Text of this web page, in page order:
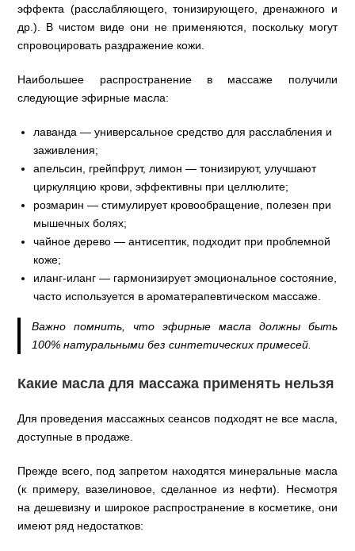
эффекта (расслабляющего, тонизирующего, дренажного и
др.). В чистом виде они не применяются, поскольку могут
спровоцировать раздражение кожи.
Наибольшее распространение в массаже получили
следующие эфирные масла:
лаванда — универсальное средство для расслабления и
заживления;
апельсин, грейпфрут, лимон — тонизируют, улучшают
циркуляцию крови, эффективны при целлюлите;
розмарин — стимулирует кровообращение, полезен при
мышечных болях;
чайное дерево — антисептик, подходит при проблемной
коже;
иланг-иланг — гармонизирует эмоциональное состояние,
часто используется в ароматерапевтическом массаже.
Важно помнить, что эфирные масла должны быть
100% натуральными без синтетических примесей.
Какие масла для массажа применять нельзя
Для проведения массажных сеансов подходят не все масла,
доступные в продаже.
Прежде всего, под запретом находятся минеральные масла
(к примеру, вазелиновое, сделанное из нефти). Несмотря
на дешевизну и широкое распространение в косметике, они
имеют ряд недостатков: